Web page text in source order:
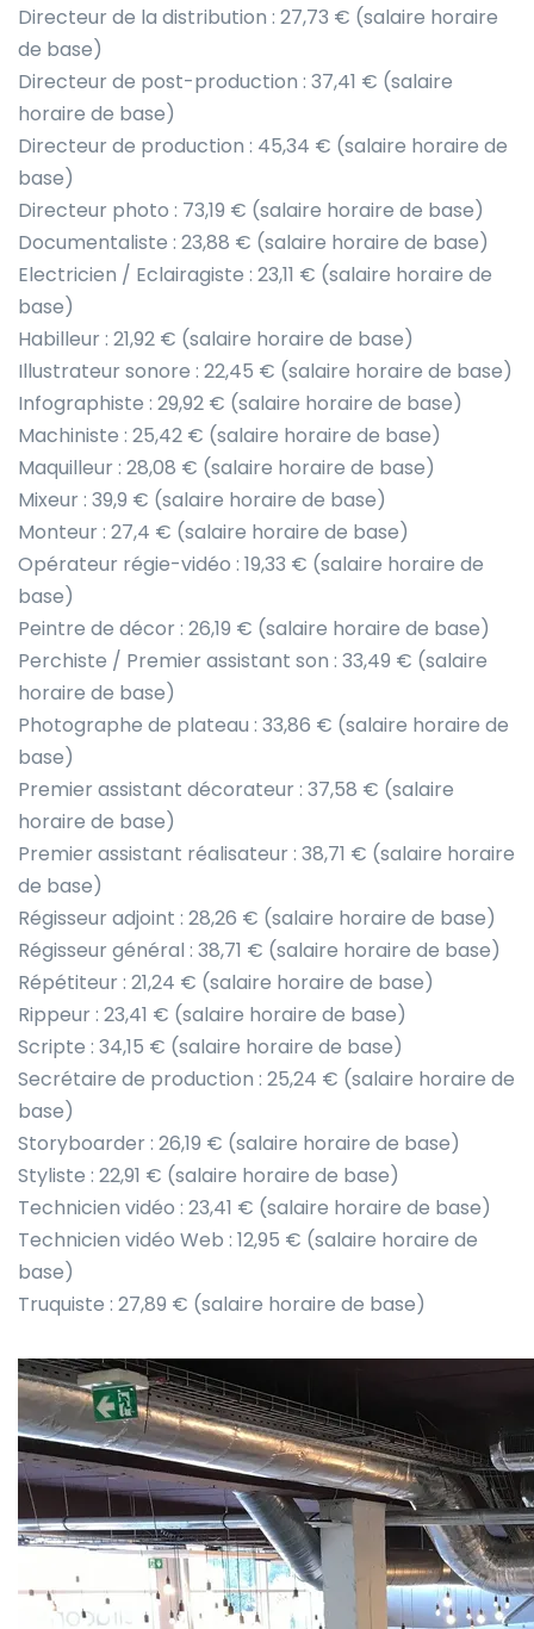
Directeur de la distribution : 27,73 € (salaire horaire
de base)
Directeur de post-production : 37,41 € (salaire
horaire de base)
Directeur de production : 45,34 € (salaire horaire de
base)
Directeur photo : 73,19 € (salaire horaire de base)
Documentaliste : 23,88 € (salaire horaire de base)
Electricien / Eclairagiste : 23,11 € (salaire horaire de
base)
Habilleur : 21,92 € (salaire horaire de base)
Illustrateur sonore : 22,45 € (salaire horaire de base)
Infographiste : 29,92 € (salaire horaire de base)
Machiniste : 25,42 € (salaire horaire de base)
Maquilleur : 28,08 € (salaire horaire de base)
Mixeur : 39,9 € (salaire horaire de base)
Monteur : 27,4 € (salaire horaire de base)
Opérateur régie-vidéo : 19,33 € (salaire horaire de
base)
Peintre de décor : 26,19 € (salaire horaire de base)
Perchiste / Premier assistant son : 33,49 € (salaire
horaire de base)
Photographe de plateau : 33,86 € (salaire horaire de
base)
Premier assistant décorateur : 37,58 € (salaire
horaire de base)
Premier assistant réalisateur : 38,71 € (salaire horaire
de base)
Régisseur adjoint : 28,26 € (salaire horaire de base)
Régisseur général : 38,71 € (salaire horaire de base)
Répétiteur : 21,24 € (salaire horaire de base)
Rippeur : 23,41 € (salaire horaire de base)
Scripte : 34,15 € (salaire horaire de base)
Secrétaire de production : 25,24 € (salaire horaire de
base)
Storyboarder : 26,19 € (salaire horaire de base)
Styliste : 22,91 € (salaire horaire de base)
Technicien vidéo : 23,41 € (salaire horaire de base)
Technicien vidéo Web : 12,95 € (salaire horaire de
base)
Truquiste : 27,89 € (salaire horaire de base)